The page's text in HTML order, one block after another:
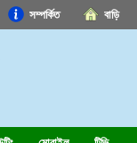
বাড়ি
সম্পর্কিত